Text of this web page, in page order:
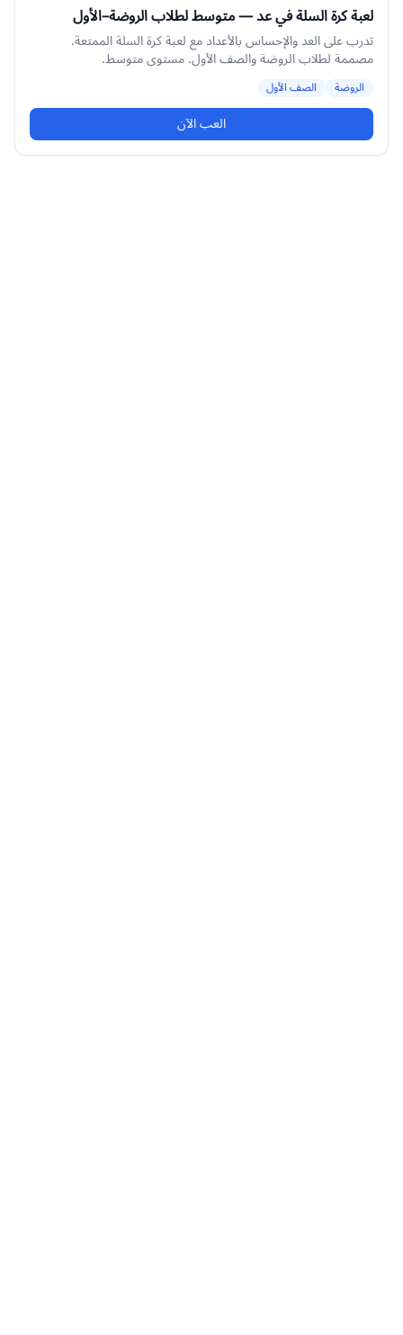
لعبة كرة السلة في عد — متوسط لطلاب الروضة–الأول
تدرب على العد والإحساس بالأعداد مع لعبة كرة السلة الممتعة.
مصممة لطلاب الروضة والصف الأول. مستوى متوسط.
الروضة الصف الأول
العب الآن